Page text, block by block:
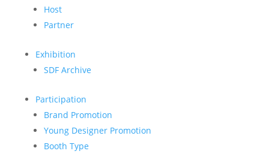
Host
Partner
Exhibition
SDF Archive
Participation
Brand Promotion
Young Designer Promotion
Booth Type